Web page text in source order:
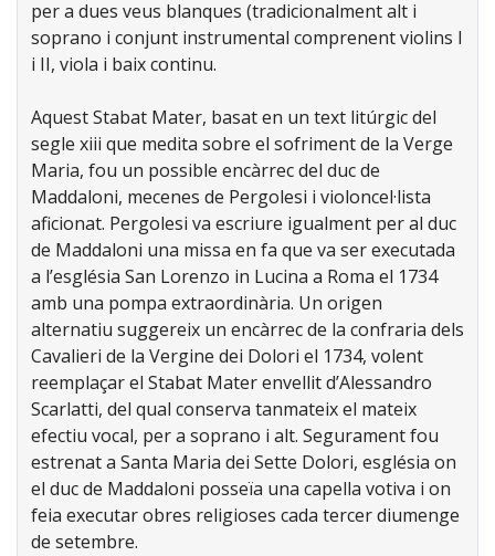
per a dues veus blanques (tradicionalment alt i
soprano i conjunt instrumental comprenent violins I
i II, viola i baix continu.
Aquest Stabat Mater, basat en un text litúrgic del
segle xiii que medita sobre el sofriment de la Verge
Maria, fou un possible encàrrec del duc de
Maddaloni, mecenes de Pergolesi i violoncel·lista
aficionat. Pergolesi va escriure igualment per al duc
de Maddaloni una missa en fa que va ser executada
a l’església San Lorenzo in Lucina a Roma el 1734
amb una pompa extraordinària. Un origen
alternatiu suggereix un encàrrec de la confraria dels
Cavalieri de la Vergine dei Dolori el 1734, volent
reemplaçar el Stabat Mater envellit d’Alessandro
Scarlatti, del qual conserva tanmateix el mateix
efectiu vocal, per a soprano i alt. Segurament fou
estrenat a Santa Maria dei Sette Dolori, església on
el duc de Maddaloni posseïa una capella votiva i on
feia executar obres religioses cada tercer diumenge
de setembre.